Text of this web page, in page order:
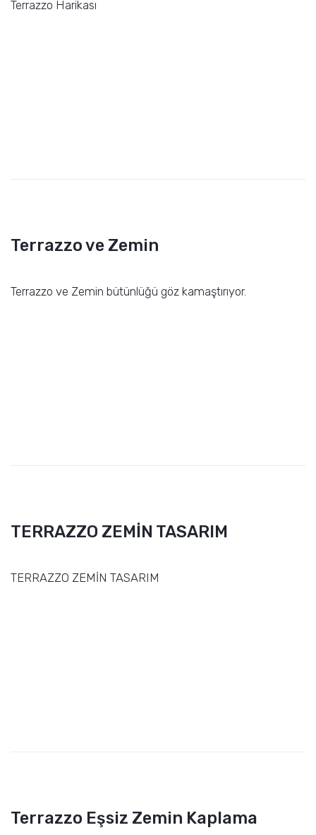
Terrazzo Harikası
Terrazzo ve Zemin
Terrazzo ve Zemin bütünlüğü göz kamaştırıyor.
TERRAZZO ZEMİN TASARIM
TERRAZZO ZEMİN TASARIM
Terrazzo Eşsiz Zemin Kaplama